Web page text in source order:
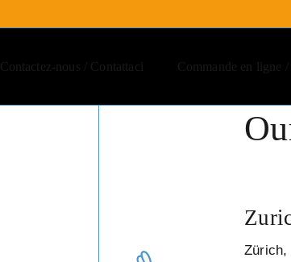
Contactez-nous / Contattaci Commande en ligne
Zürich,